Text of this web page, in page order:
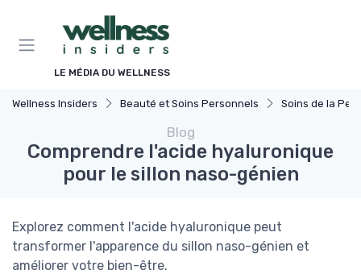
LE MÉDIA DU WELLNESS
Wellness Insiders Beauté et Soins Personnels Soins de la
Blog
Comprendre l'acide hyaluronique
pour le sillon naso-génien
Explorez comment l'acide hyaluronique peut
transformer l'apparence du sillon naso-génien et
améliorer votre bien-être.